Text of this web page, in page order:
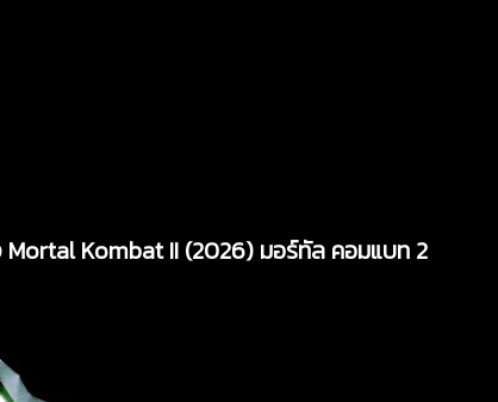
Kombat II (2026) มอร์ทัล คอมแบท 2